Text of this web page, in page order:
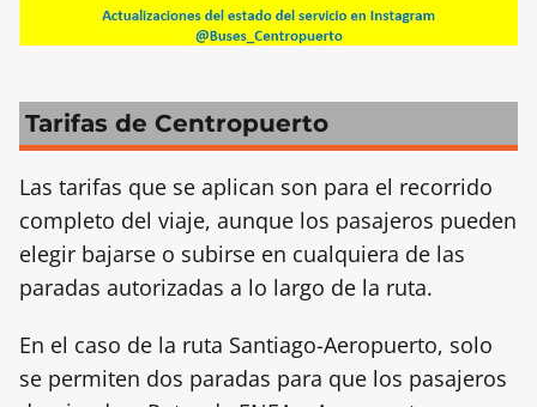
Tarifas de Centropuerto
Las tarifas que se aplican son para el recorrido
completo del viaje, aunque los pasajeros pueden
elegir bajarse o subirse en cualquiera de las
paradas autorizadas a lo largo de la ruta.
En el caso de la ruta Santiago-Aeropuerto, solo
se permiten dos paradas para que los pasajeros